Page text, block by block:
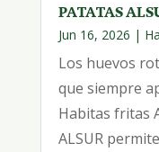
PATATAS
Jun 16, 2026 |
Los huevos
que siempre
Habitas fritas
ALSUR